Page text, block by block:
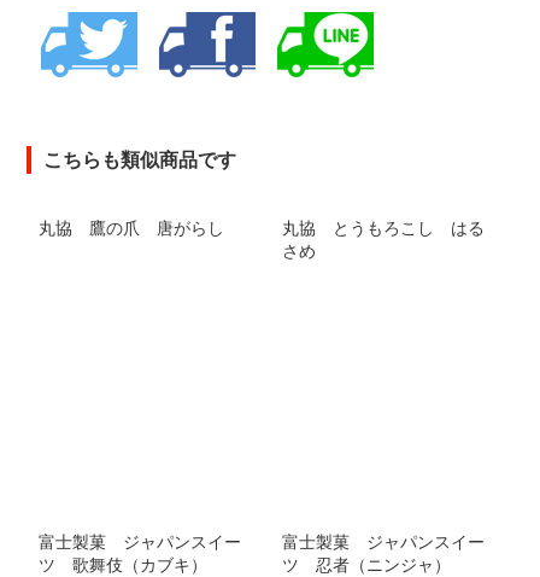
こちらも類似商品です
丸協 鷹の爪 唐がらし
丸協 とうもろこし はる
さめ
富士製菓 ジャパンスイー
ツ 歌舞伎（カブキ）
富士製菓 ジャパンスイー
ツ 忍者（ニンジャ）